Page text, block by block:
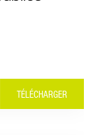
TÉLÉCHARGER